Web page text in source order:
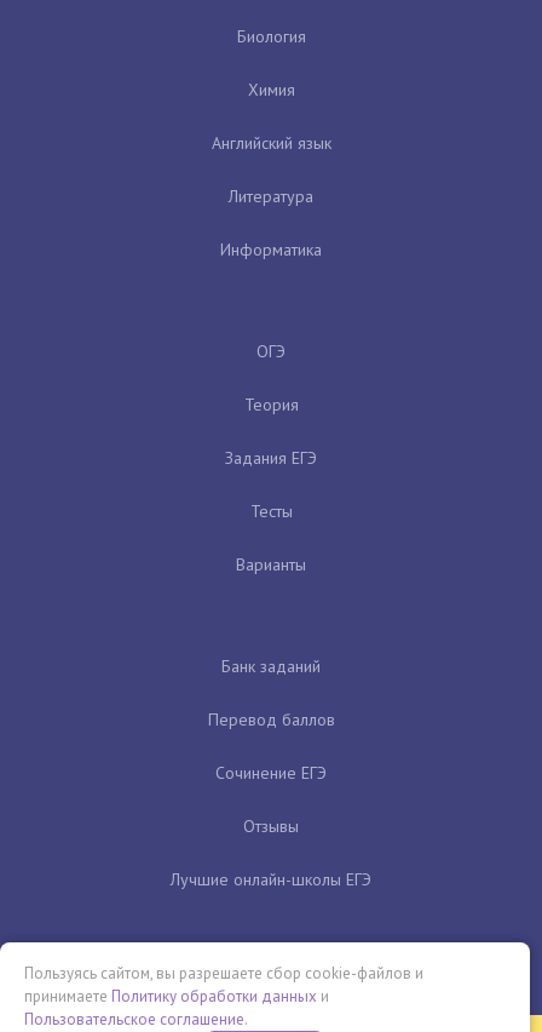
Биология
Химия
Английский язык
Литература
Информатика
ОГЭ
Теория
Задания ЕГЭ
Тесты
Варианты
Банк заданий
Перевод баллов
Сочинение ЕГЭ
Отзывы
Лучшие онлайн-школы ЕГЭ
Пользуясь сайтом, вы разрешаете сбор cookie-файлов и
принимаете Политику обработки данных и
Пользовательское соглашение.